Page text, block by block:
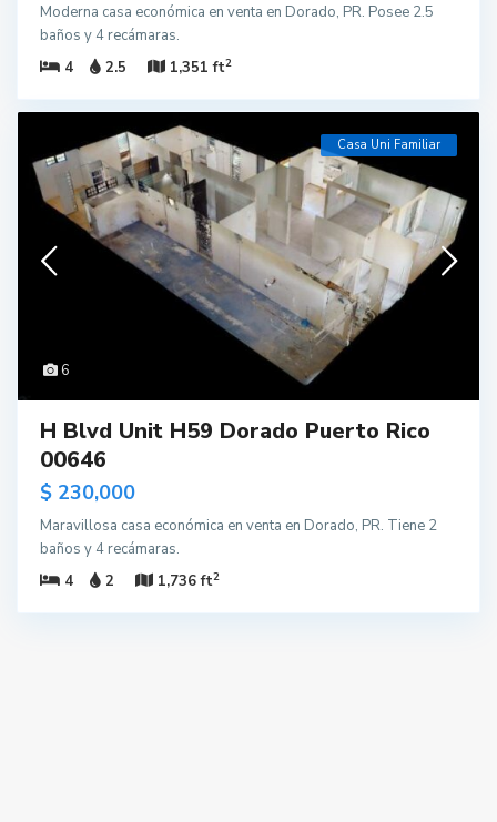
Moderna casa económica en venta en Dorado, PR. Posee 2.5
baños y 4 recámaras.
4
2.5 1,351 ft2
6
Casa Uni Familiar
H Blvd Unit H59 Dorado Puerto Rico
00646
$ 230,000
Maravillosa casa económica en venta en Dorado, PR. Tiene 2
baños y 4 recámaras.
4
2 1,736 ft2